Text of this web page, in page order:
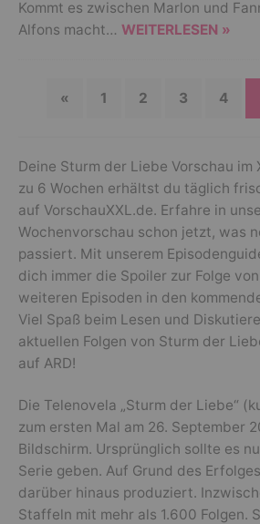
Kommt es zwischen Marlon und
Alfons macht… WEITERLESEN »
« 1 2 3 4
Deine Sturm der Liebe Vorschau im
zu 6 Wochen erhältst du täglich
auf VorschauXXL.de. Erfahre in
Wochenvorschau schon jetzt, was
passiert. Mit unserem
dich immer die Spoiler zur Folge
weiteren Episoden in den
Viel Spaß beim Lesen und
aktuellen Folgen von Sturm der
auf ARD!
Die Telenovela „Sturm der Liebe“
zum ersten Mal am 26. September
Bildschirm. Ursprünglich sollte es
Serie geben. Auf Grund des
darüber hinaus produziert.
Staffeln mit mehr als 1.600 Folgen.